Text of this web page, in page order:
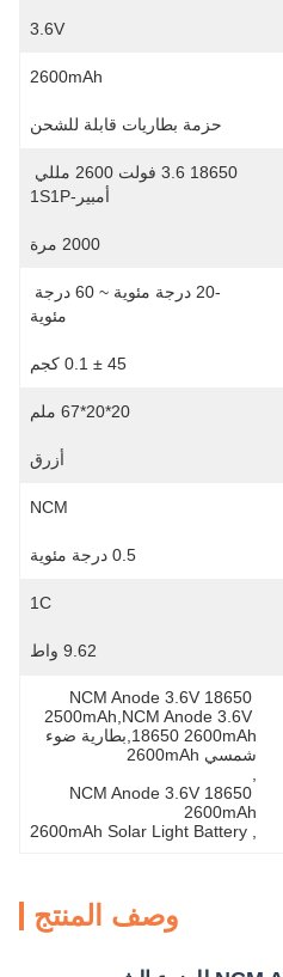
3.6V
2600mAh
حزمة بطاريات قابلة للشحن
أمبير-1S1P
2000 مرة
مئوية
45 ± 0.1 كجم
20*20*67 ملم
أزرق
NCM
0.5 درجة مئوية
1C
9.62 واط
NCM Anode 3.6V 18650
2500mAh,NCM Anode 3.6V
شمسي 2600mAh
NCM Anode 3.6V 18650
2600mAh
2600mAh Solar Light Battery
وصف المنتج